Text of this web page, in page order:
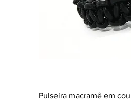
Pulseira macramê em